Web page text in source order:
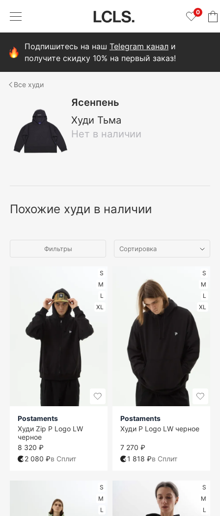
0
Подпишитесь на наш Telegram канал и
получите скидку 10% на первый заказ!
худи
Ясенпень
Худи Тьма
Нет в наличии
Похожие худи в наличии
Фильтры
S
M
L
XL
Postaments
Худи Zip P Logo LW
черное
8 320 ₽
2 080 ₽в Сплит
S
M
L
XL
Postaments
Худи P Logo LW черное
7 270 ₽
1 818 ₽в Сплит
S
M
L
S
M
L